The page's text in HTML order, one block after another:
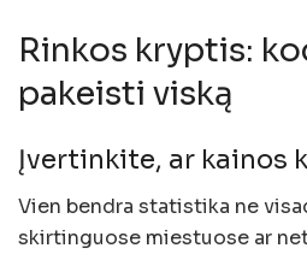
Rinkos kryptis:
pakeisti viską
Įvertinkite, ar kainos
Vien bendra statistika ne
skirtinguose miestuose ar